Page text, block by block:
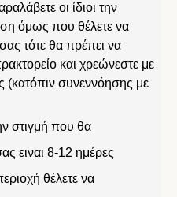
οι ίδιοι την
όμως που θέλετε να
τότε θα πρέπει να
και χρεώνεστε με
(κατόπιν συνεννόησης με
στιγμή που θα
ειναι 8-12 ημέρες
θέλετε να